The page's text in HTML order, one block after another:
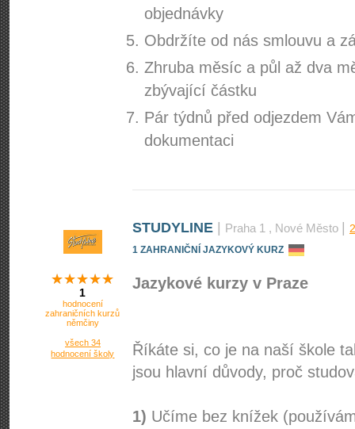
objednávky
Obdržíte od nás smlouvu a
Zhruba měsíc a půl až dva
zbývající částku
Pár týdnů před odjezdem
dokumentaci
STUDYLINE Praha 1 , Nové Město
1 ZAHRANIČNÍ JAZYKOVÝ KURZ
1
hodnocení
zahraničních kurzů
němčiny
všech 34
hodnocení školy
Jazykové kurzy v Praze
Říkáte si, co je na naší škole
jsou hlavní důvody, proč
1) Učíme bez knížek